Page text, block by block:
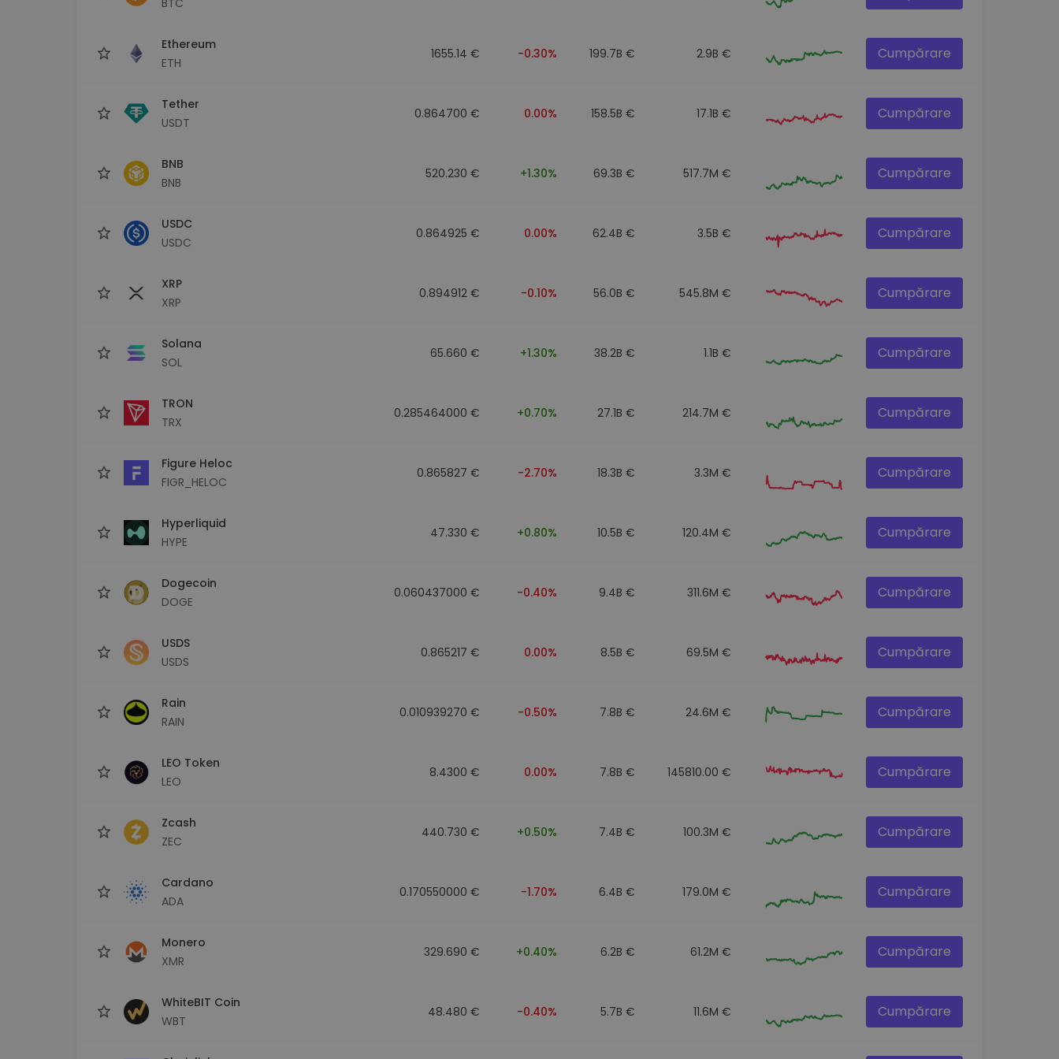
Ethereum
ETH
1655.14 € -0.30% 199.7B € 2.9B € Cumpărare
Tether
USDT
0.864700 € 0.00% 158.5B € 17.1B € Cumpărare
BNB
BNB
520.230 € +1.30% 69.3B € 517.7M € Cumpărare
USDC
USDC
0.864925 € 0.00% 62.4B € 3.5B € Cumpărare
XRP
XRP
0.894912 € -0.10% 56.0B € 545.8M € Cumpărare
Solana
SOL
65.660 € +1.30% 38.2B € 1.1B € Cumpărare
TRON
TRX
0.285464000 € +0.70% 27.1B € 214.7M € Cumpărare
Figure Heloc
FIGR_HELOC
0.865827 € -2.70% 18.3B € 3.3M € Cumpărare
Hyperliquid
HYPE
47.330 € +0.80% 10.5B € 120.4M € Cumpărare
Dogecoin
DOGE
0.060437000 € -0.40% 9.4B € 311.6M € Cumpărare
USDS
USDS
0.865217 € 0.00% 8.5B € 69.5M € Cumpărare
Rain
RAIN
0.010939270 € -0.50% 7.8B € 24.6M € Cumpărare
LEO Token
LEO
8.4300 € 0.00% 7.8B € 145810.00 € Cumpărare
Zcash
ZEC
440.730 € +0.50% 7.4B € 100.3M € Cumpărare
Cardano
ADA
0.170550000 € -1.70% 6.4B € 179.0M € Cumpărare
Monero
XMR
329.690 € +0.40% 6.2B € 61.2M € Cumpărare
WhiteBIT Coin
WBT
48.480 € -0.40% 5.7B € 11.6M € Cumpărare